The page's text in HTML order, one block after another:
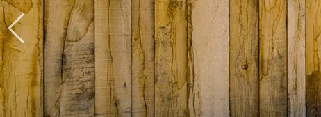
Produits > Garde-corps et rambardes > Séparatifs de balcon
Produits > Pergolas > Pergolas
Produits > Pergolas > Guide de choix
Produits > Carports > Carports voiture
Produits > Carports > Guide de choix
Produits > Porche d'entrée > Porche d'entrée
Produits > Cuisine extérieure > Cuisine extérieure